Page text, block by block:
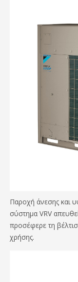
Παροχή άνεσης και
σύστημα VRV
προσέφερε τη
χρήσης.